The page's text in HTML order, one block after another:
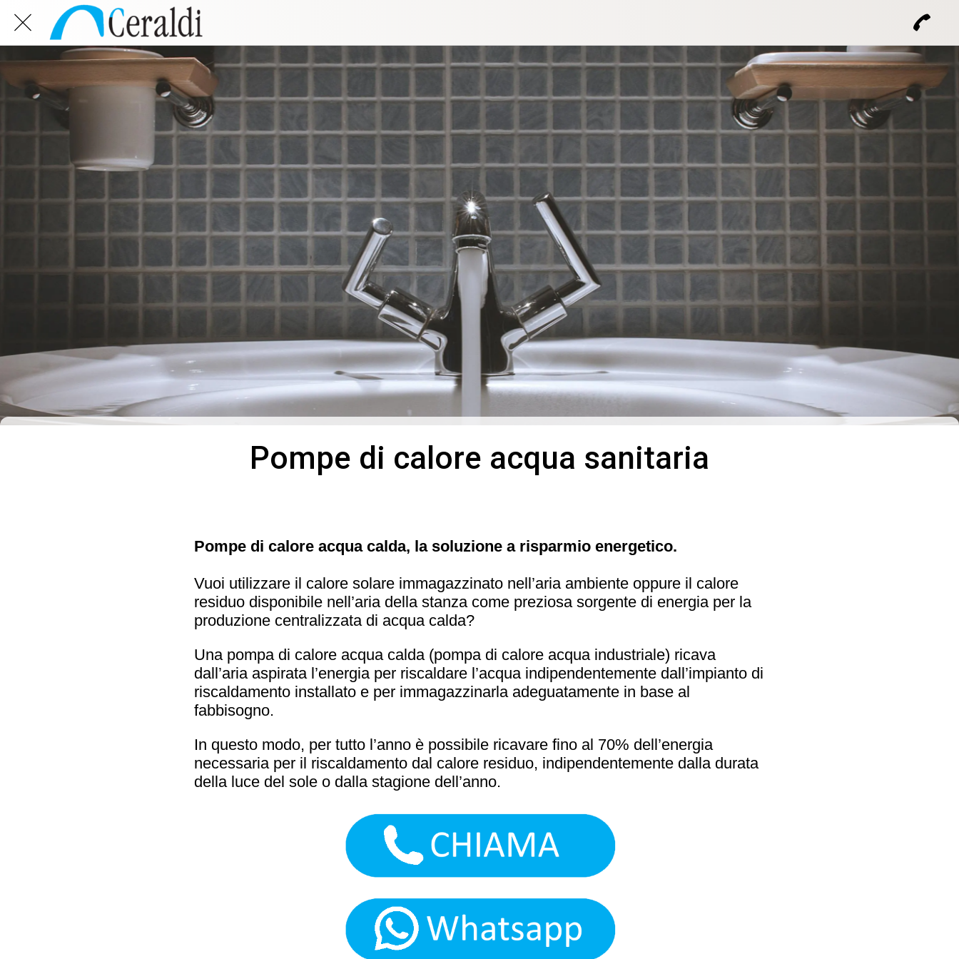
Pompe di calore acqua sanitaria
Pompe di calore acqua calda, la soluzione a risparmio energetico.
Vuoi utilizzare il calore solare immagazzinato nell’aria ambiente oppure il calore
residuo disponibile nell’aria della stanza come preziosa sorgente di energia per la
produzione centralizzata di acqua calda?
Una pompa di calore acqua calda (pompa di calore acqua industriale) ricava
dall’aria aspirata l’energia per riscaldare l’acqua indipendentemente dall’impianto di
riscaldamento installato e per immagazzinarla adeguatamente in base al
fabbisogno.
In questo modo, per tutto l’anno è possibile ricavare fino al 70% dell’energia
necessaria per il riscaldamento dal calore residuo, indipendentemente dalla durata
della luce del sole o dalla stagione dell’anno.